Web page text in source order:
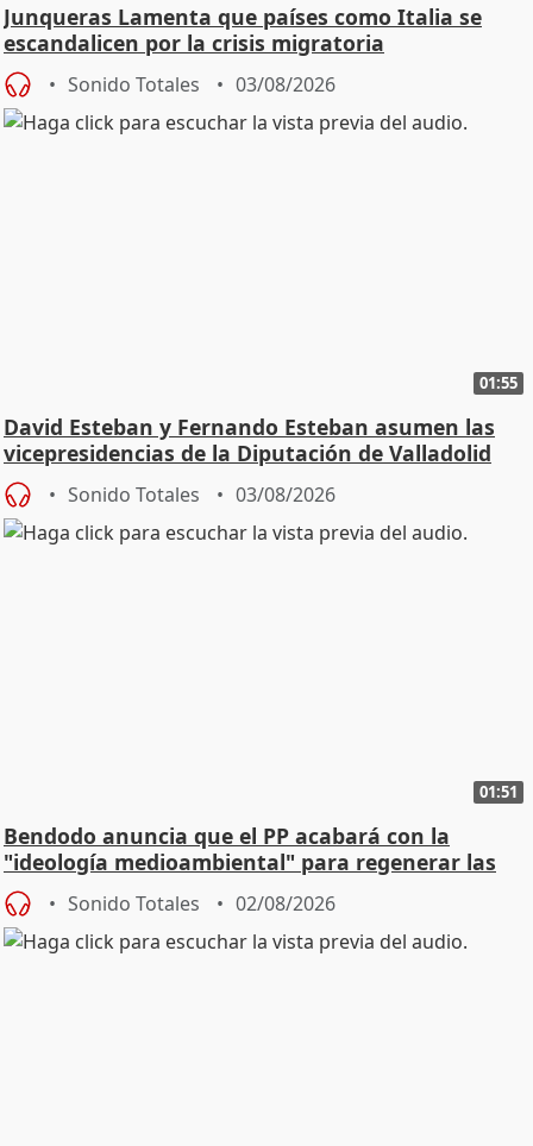
Junqueras Lamenta que países como Italia se
escandalicen por la crisis migratoria
Sonido Totales 03/08/2026
01:55
David Esteban y Fernando Esteban asumen las
vicepresidencias de la Diputación de Valladolid
Sonido Totales 03/08/2026
01:51
Bendodo anuncia que el PP acabará con la
"ideología medioambiental" para regenerar las
playas
Sonido Totales 02/08/2026